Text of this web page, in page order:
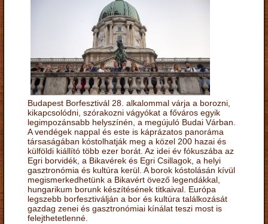
Budapest Borfesztivál 28. alkalommal várja a borozni,
kikapcsolódni, szórakozni vágyókat a főváros egyik
legimpozánsabb helyszínén, a megújuló Budai Várban.
A vendégek nappal és este is káprázatos panoráma
társaságában kóstolhatják meg a közel 200 hazai és
külföldi kiállító több ezer borát. Az idei év fókuszába az
Egri borvidék, a Bikavérek és Egri Csillagok, a helyi
gasztronómia és kultúra kerül. A borok kóstolásán kívül
megismerkedhetünk a Bikavért övező legendákkal,
hungarikum borunk készítésének titkaival. Európa
legszebb borfesztiválján a bor és kultúra találkozását
gazdag zenei és gasztronómiai kínálat teszi most is
felejthetetlenné.